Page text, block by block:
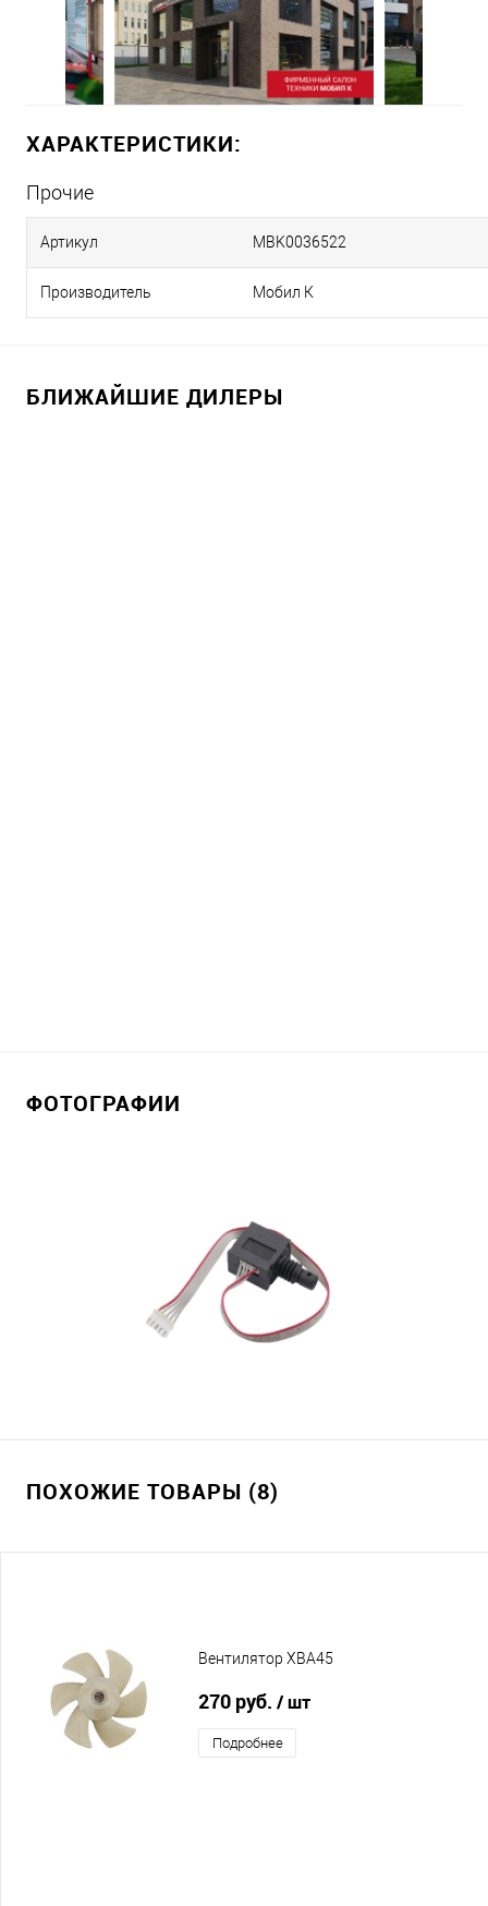
ХАРАКТЕРИСТИКИ:
Прочие
Артикул MBK0036522
Производитель Мобил К
БЛИЖАЙШИЕ ДИЛЕРЫ
ФОТОГРАФИИ
ПОХОЖИЕ ТОВАРЫ (8)
Вентилятор XBA45
270 руб. / шт
Подробнее